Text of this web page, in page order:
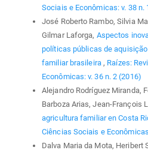
Sociais e Econômicas: v. 38 n.
José Roberto Rambo, Silvia
Gilmar Laforga, Aspectos
políticas públicas de
familiar brasileira , Raízes:
Econômicas: v. 36 n. 2 (2016)
Alejandro Rodríguez Miranda,
Barboza Arias, Jean-François
agricultura familiar en Costa
Ciências Sociais e
Dalva Maria da Mota, Heribert